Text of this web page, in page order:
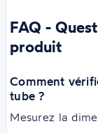
FAQ -
produit
Comment
tube ?
Mesurez la